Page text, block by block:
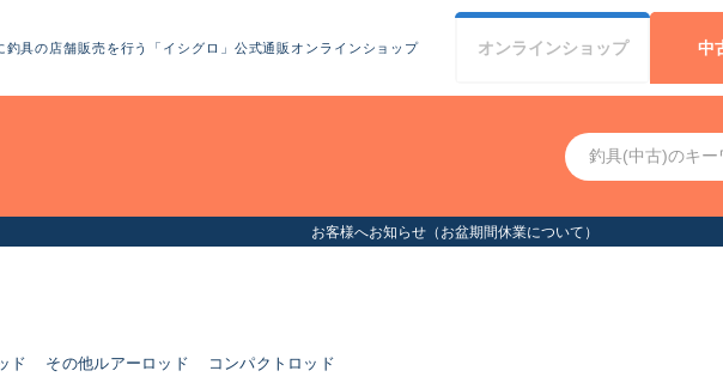
釣具の店舗販売を行う「イシグロ」公式通販オンラインショップ オンラインショップ 中
お客様へお知らせ（お盆期間休業について）
ド その他ルアーロッド コンパクトロッド